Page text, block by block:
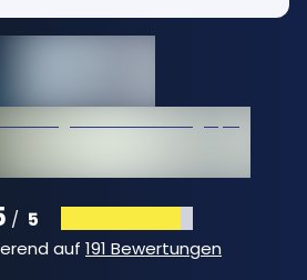
/ 5
auf 191 Bewertungen